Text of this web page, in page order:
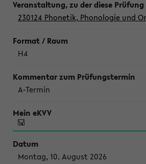
230124 Phonetik, Phonologie und
H4
A-Termin
Montag, 10. August 2026